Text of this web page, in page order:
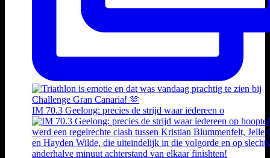
IM 70.3 Geelong: precies de strijd waar iedereen o